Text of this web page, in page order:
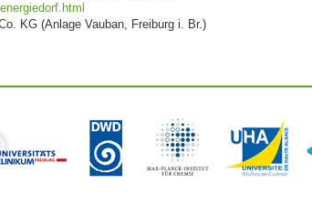
KG (Anlage Vauban, Freiburg i. Br.)